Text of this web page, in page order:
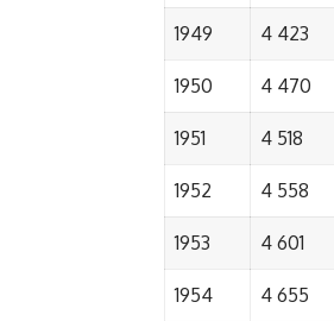
1949 4 423
1950 4 470
1951 4 518
1952 4 558
1953 4 601
1954 4 655